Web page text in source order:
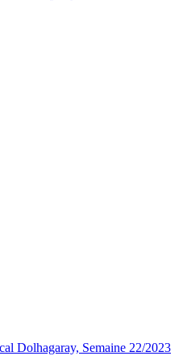
Dolhagaray, Semaine 22/2023